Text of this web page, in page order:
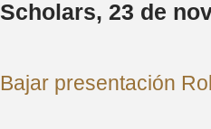
Scholars, 23 de
Bajar presentación